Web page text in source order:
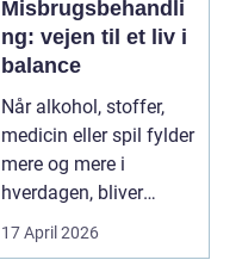
Misbrugsbehandli
ng: vejen til et liv i
balance
Når alkohol, stoffer,
medicin eller spil fylder
mere og mere i
hverdagen, bliver
grænsen...
17 April 2026